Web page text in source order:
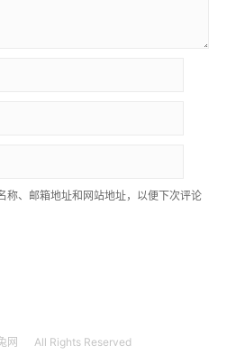
称、邮箱地址和网站地址，以便下次评论
网 All Rights Reserved